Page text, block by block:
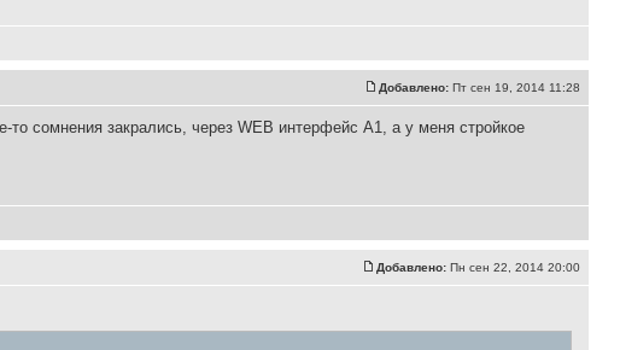
Добавлено: Пт сен 19, 2014 11:28
сомнения закрались, через WEB интерфейс A1, а у меня стройкое
Добавлено: Пн сен 22, 2014 20:00